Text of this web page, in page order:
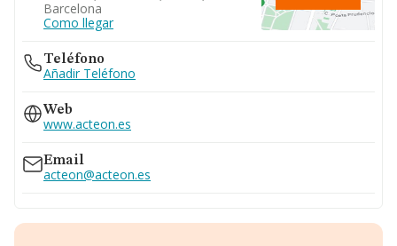
Barcelona
Como llegar
Teléfono
Añadir Teléfono
Web
www.acteon.es
Email
acteon@acteon.es